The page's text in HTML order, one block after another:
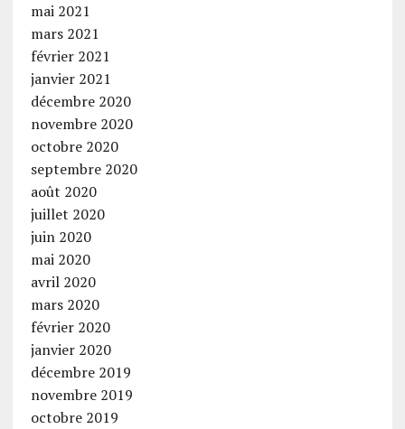
mai 2021
mars 2021
février 2021
janvier 2021
décembre 2020
novembre 2020
octobre 2020
septembre 2020
août 2020
juillet 2020
juin 2020
mai 2020
avril 2020
mars 2020
février 2020
janvier 2020
décembre 2019
novembre 2019
octobre 2019